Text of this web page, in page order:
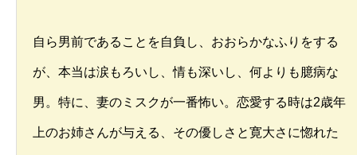
自ら男前であることを自負し、おおらかなふりをする
が、本当は涙もろいし、情も深いし、何よりも臆病な
男。特に、妻のミスクが一番怖い。恋愛する時は2歳年
上のお姉さんが与える、その優しさと寛大さに惚れた